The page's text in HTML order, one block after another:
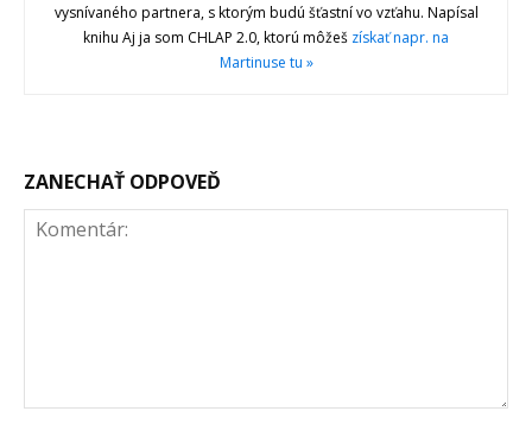
vysnívaného partnera, s ktorým budú šťastní vo vzťahu. Napísal
knihu Aj ja som CHLAP 2.0, ktorú môžeš získať napr. na
Martinuse tu »
ZANECHAŤ ODPOVEĎ